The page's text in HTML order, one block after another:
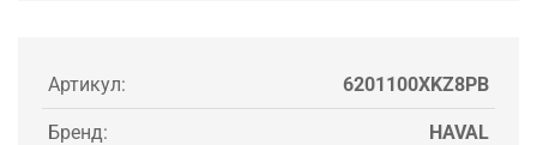
Артикул: 6201100XKZ8PB
Бренд: HAVAL